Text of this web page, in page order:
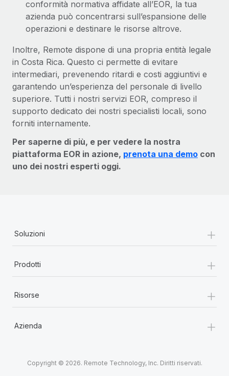
conformità normativa affidate all’EOR, la tua
azienda può concentrarsi sull’espansione delle
operazioni e destinare le risorse altrove.
Inoltre, Remote dispone di una propria entità legale
in Costa Rica. Questo ci permette di evitare
intermediari, prevenendo ritardi e costi aggiuntivi e
garantendo un’esperienza del personale di livello
superiore. Tutti i nostri servizi EOR, compreso il
supporto dedicato dei nostri specialisti locali, sono
forniti internamente.
Per saperne di più, e per vedere la nostra
piattaforma EOR in azione, prenota una demo con
uno dei nostri esperti oggi.
Soluzioni +
Prodotti +
Risorse +
Azienda +
Copyright © 2026. Remote Technology, Inc. Diritti riservati.